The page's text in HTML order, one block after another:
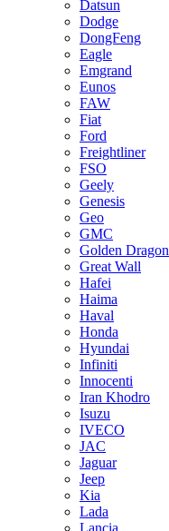
Datsun
Dodge
DongFeng
Eagle
Emgrand
Eunos
FAW
Fiat
Ford
Freightliner
FSO
Geely
Genesis
Geo
GMC
Golden Dragon
Great Wall
Hafei
Haima
Haval
Honda
Hyundai
Infiniti
Innocenti
Iran Khodro
Isuzu
IVECO
JAC
Jaguar
Jeep
Kia
Lada
Lancia